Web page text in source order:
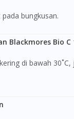
pada bungkusan.
Blackmores Bio